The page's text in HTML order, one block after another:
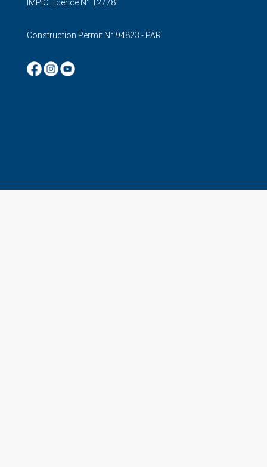
IMPIC Licence N° 12778
Construction Permit N° 94823 - PAR